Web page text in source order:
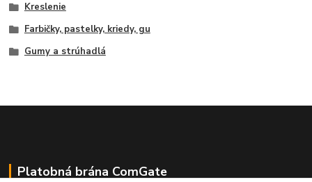
Kreslenie
Farbičky, pastelky, kriedy, gu
Gumy a strúhadlá
Platobná brána ComGate